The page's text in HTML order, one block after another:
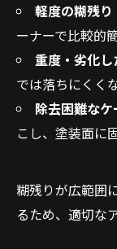
軽度の糊残り
ーナーで比較的
重度・劣化し
では落ちにくく
除去困難なケ
こし、塗装面に
糊残りが広範囲
るため、適切な